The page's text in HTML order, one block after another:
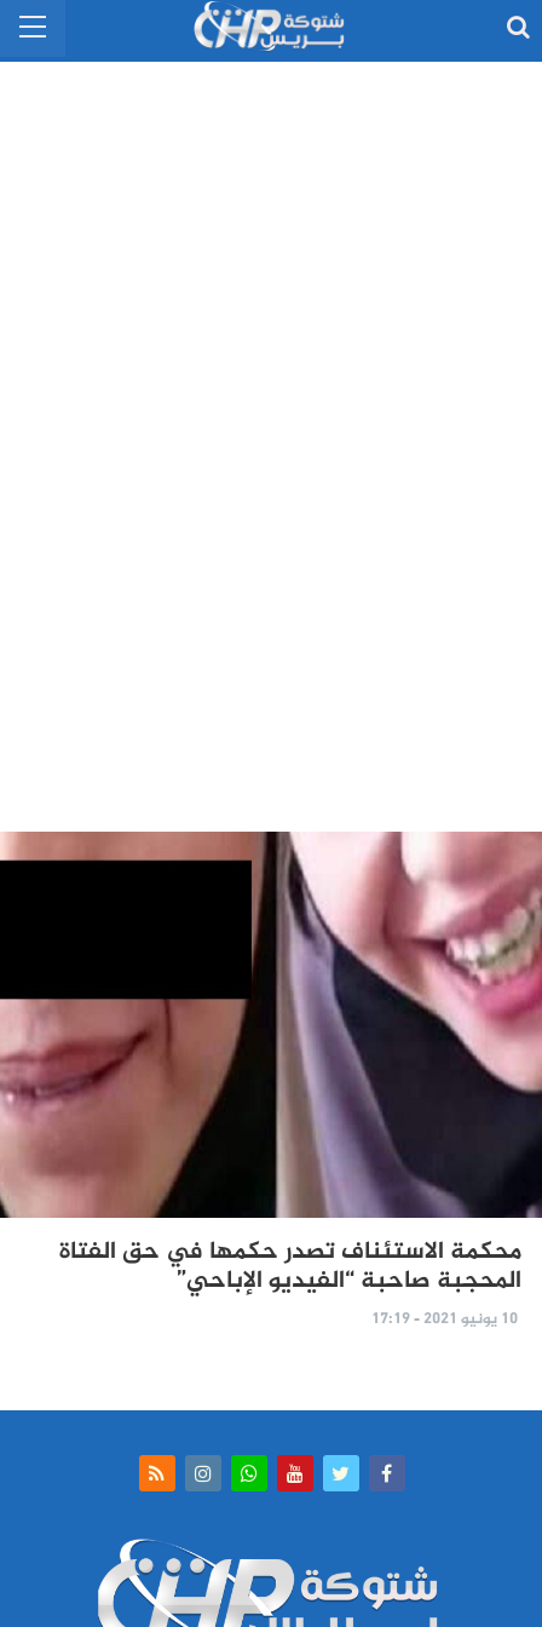
محكمة الاستئناف تصدر حكمها في حق الفتاة
المحجبة صاحبة “الفيديو الإباحي”
10 يونيو 2021 - 17:19